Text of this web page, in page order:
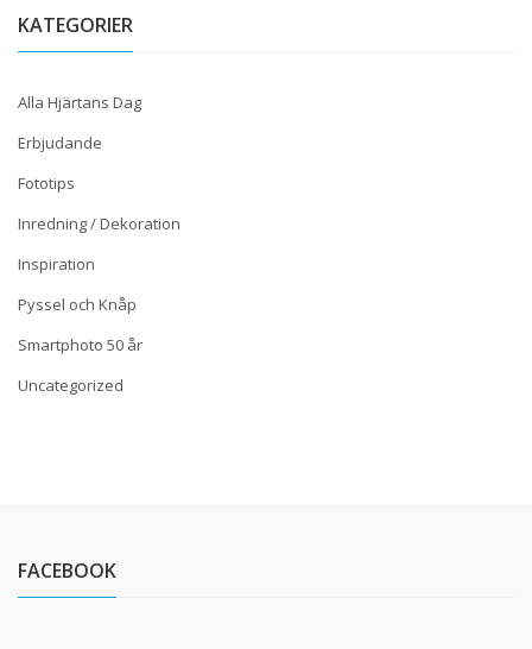
KATEGORIER
Alla Hjärtans Dag
Erbjudande
Fototips
Inredning / Dekoration
Inspiration
Pyssel och Knåp
Smartphoto 50 år
Uncategorized
FACEBOOK